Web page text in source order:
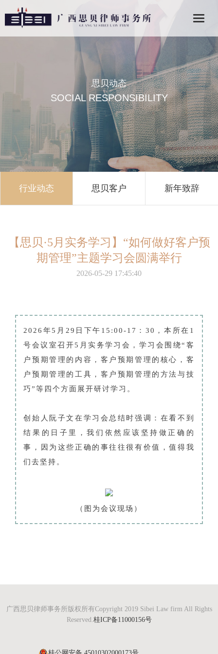
思贝动态
SOCIAL RESPONSIBILITY
行业动态 思贝客户 新年致辞
【思贝·5月实务学习】“如何做好客户预
期管理”主题学习会圆满举行
2026-05-29 17:45:40
2026年5月29日下午15:00-17：30，本所在1
号会议室召开5月实务学习会，学习会围绕“客
户预期管理的内容，客户预期管理的核心，客
户预期管理的工具，客户预期管理的方法与技
巧”等四个方面展开研讨学习。
创始人阮子文在学习会总结时强调：在看不到
结果的日子里，我们依然应该坚持做正确的
事，因为这些正确的事往往很有价值，值得我
们去坚持。
（图为会议现场）
广西思贝律师事务所版权所有Copyright 2019 Sibei Law firm All Rights
Reserved. 桂ICP备11000156号